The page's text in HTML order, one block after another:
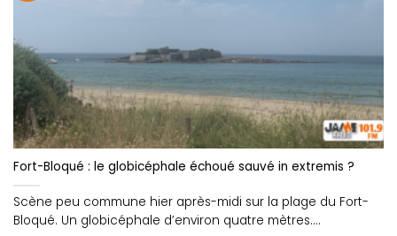
Fort-Bloqué : le globicéphale échoué sauvé in extremis ?
Scène peu commune hier après-midi sur la plage du Fort-
Bloqué. Un globicéphale d’environ quatre mètres....